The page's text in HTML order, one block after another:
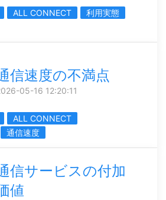
ALL CONNECT
利用実態
信速度の不満点
05-16 12:20:11
ALL CONNECT
通信速度
信サービスの付加
値